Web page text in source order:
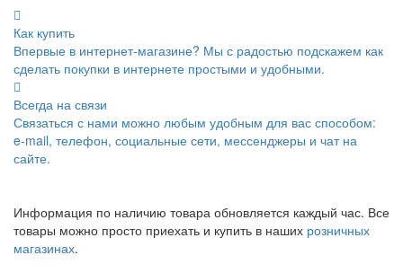
Как купить
Впервые в интернет-магазине? Мы с радостью подскажем как
сделать покупки в интернете простыми и удобными.
Всегда на связи
Связаться с нами можно любым удобным для вас способом:
e-mail, телефон, социальные сети, мессенджеры и чат на
сайте.
Информация по наличию товара обновляется каждый час. Все
товары можно просто приехать и купить в наших розничных
магазинах.